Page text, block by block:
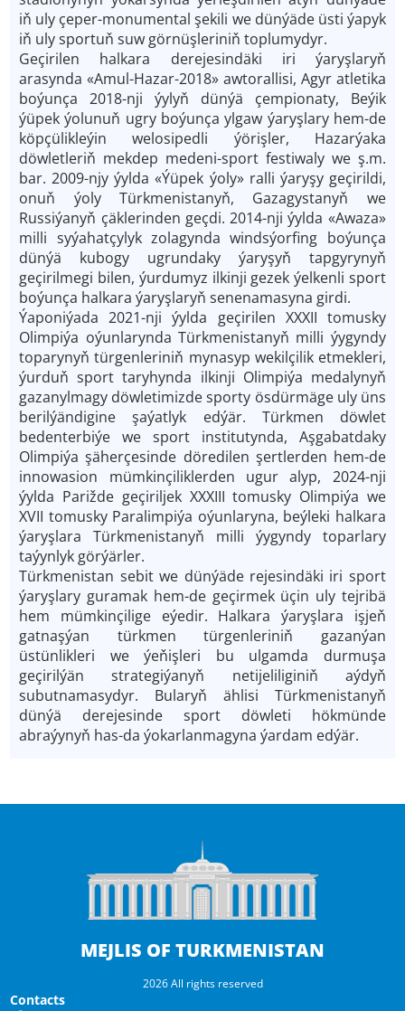
iň uly çeper-monumental şekili we dünýäde üsti ýapyk
iň uly sportuň suw görnüşleriniň toplumydyr.
Geçirilen halkara derejesindäki iri ýaryşlaryň
arasynda «Amul-Hazar-2018» awtorallisi, Agyr atletika
boýunça 2018-nji ýylyň dünýä çempionaty, Beýik
ýüpek ýolunuň ugry boýunça ylgaw ýaryşlary hem-de
köpçülikleýin welosipedli ýörişler, Hazarýaka
döwletleriň mekdep medeni-sport festiwaly we ş.m.
bar. 2009-njy ýylda «Ýüpek ýoly» ralli ýaryşy geçirildi,
onuň ýoly Türkmenistanyň, Gazagystanyň we
Russiýanyň çäklerinden geçdi. 2014-nji ýylda «Awaza»
milli syýahatçylyk zolagynda windsýorfing boýunça
dünýä kubogy ugrundaky ýaryşyň tapgyrynyň
geçirilmegi bilen, ýurdumyz ilkinji gezek ýelkenli sport
boýunça halkara ýaryşlaryň senenamasyna girdi.
Ýaponiýada 2021-nji ýylda geçirilen XXXII tomusky
Olimpiýa oýunlarynda Türkmenistanyň milli ýygyndy
toparynyň türgenleriniň mynasyp wekilçilik etmekleri,
ýurduň sport taryhynda ilkinji Olimpiýa medalynyň
gazanylmagy döwletimizde sporty ösdürmäge uly üns
berilýändigine şaýatlyk edýär. Türkmen döwlet
bedenterbiýe we sport institutynda, Aşgabatdaky
Olimpiýa şäherçesinde döredilen şertlerden hem-de
innowasion mümkinçiliklerden ugur alyp, 2024-nji
ýylda Parižde geçiriljek XXXIII tomusky Olimpiýa we
XVII tomusky Paralimpiýa oýunlaryna, beýleki halkara
ýaryşlara Türkmenistanyň milli ýygyndy toparlary
taýynlyk görýärler.
Türkmenistan sebit we dünýäde rejesindäki iri sport
ýaryşlary guramak hem-de geçirmek üçin uly tejribä
hem mümkinçilige eýedir. Halkara ýaryşlara işjeň
gatnaşýan türkmen türgenleriniň gazanýan
üstünlikleri we ýeňişleri bu ulgamda durmuşa
geçirilýän strategiýanyň netijeliliginiň aýdyň
subutnamasydyr. Bularyň ählisi Türkmenistanyň
dünýä derejesinde sport döwleti hökmünde
abraýynyň has-da ýokarlanmagyna ýardam edýär.
MEJLIS OF TURKMENISTAN
2026 All rights reserved
Contacts